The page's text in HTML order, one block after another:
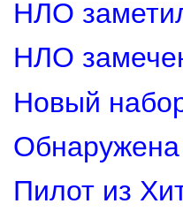
НЛО
НЛО
Новый
Обнаружена
Пилот из